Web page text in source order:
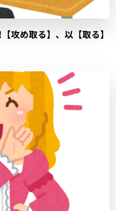
攻め取る】、以【取る】